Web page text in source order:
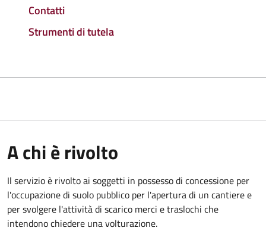
Contatti
Strumenti di tutela
A chi è rivolto
Il servizio è rivolto ai soggetti in possesso di concessione per
l'occupazione di suolo pubblico per l'apertura di un cantiere e
per svolgere l'attività di scarico merci e traslochi che
intendono chiedere una volturazione.